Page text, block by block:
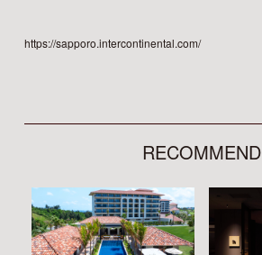
https://sapporo.intercontinental.com/
RECOMMEND